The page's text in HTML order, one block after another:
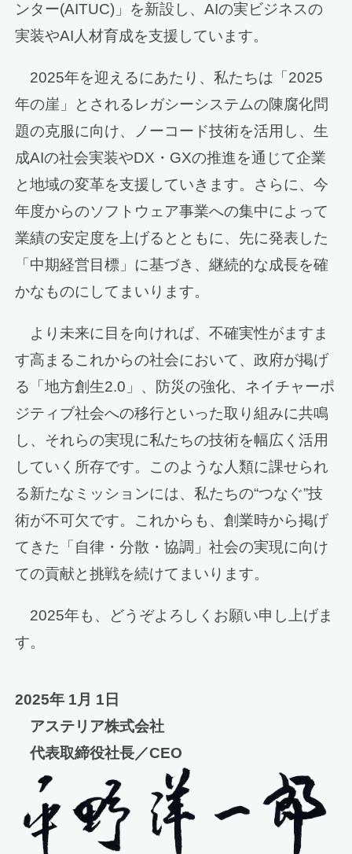
ンター(AITUC)」を新設し、AIの実ビジネスの
実装やAI人材育成を支援しています。
2025年を迎えるにあたり、私たちは「2025
年の崖」とされるレガシーシステムの陳腐化問
題の克服に向け、ノーコード技術を活用し、生
成AIの社会実装やDX・GXの推進を通じて企業
と地域の変革を支援していきます。さらに、今
年度からのソフトウェア事業への集中によって
業績の安定度を上げるとともに、先に発表した
「中期経営目標」に基づき、継続的な成長を確
かなものにしてまいります。
より未来に目を向ければ、不確実性がますま
す高まるこれからの社会において、政府が掲げ
る「地方創生2.0」、防災の強化、ネイチャーポ
ジティブ社会への移行といった取り組みに共鳴
し、それらの実現に私たちの技術を幅広く活用
していく所存です。このような人類に課せられ
る新たなミッションには、私たちの“つなぐ”技
術が不可欠です。これからも、創業時から掲げ
てきた「自律・分散・協調」社会の実現に向け
ての貢献と挑戦を続けてまいります。
2025年も、どうぞよろしくお願い申し上げま
す。
2025年 1月 1日
アステリア株式会社
代表取締役社⻑／CEO